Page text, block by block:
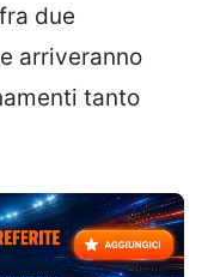
due
arriveranno
tanto